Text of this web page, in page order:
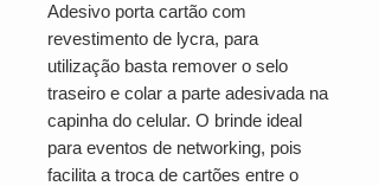
Adesivo porta cartão com
revestimento de lycra, para
utilização basta remover o selo
traseiro e colar a parte adesivada na
capinha do celular. O brinde ideal
para eventos de networking, pois
facilita a troca de cartões entre o